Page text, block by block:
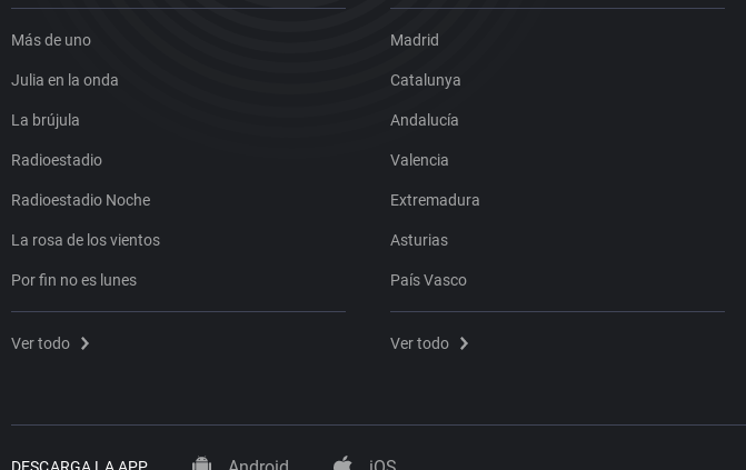
Más de uno
Julia en la onda
La brújula
Radioestadio
Radioestadio Noche
La rosa de los vientos
Por fin no es lunes
Ver todo
Madrid
Catalunya
Andalucía
Valencia
Extremadura
Asturias
País Vasco
Ver todo